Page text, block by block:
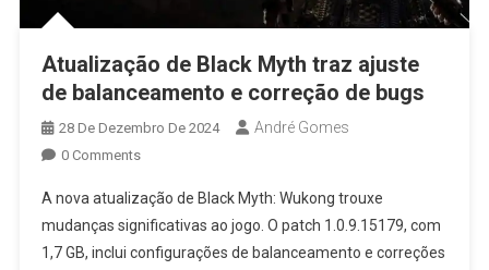
Atualização de Black Myth traz ajuste
de balanceamento e correção de bugs
28 De Dezembro De 2024 André Gomes
0 Comments
A nova atualização de Black Myth: Wukong trouxe
mudanças significativas ao jogo. O patch 1.0.9.15179, com
1,7 GB, inclui configurações de balanceamento e correções